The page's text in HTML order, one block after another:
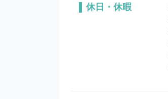
休日・休暇